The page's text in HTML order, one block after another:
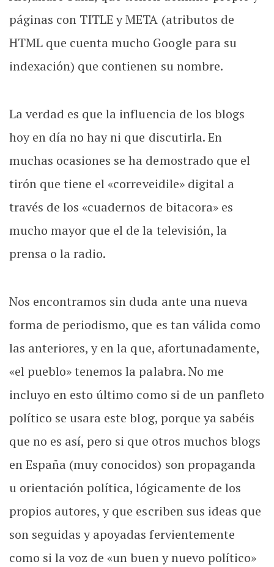
páginas con TITLE y META (atributos de
HTML que cuenta mucho Google para su
indexación) que contienen su nombre.
La verdad es que la influencia de los blogs
hoy en día no hay ni que discutirla. En
muchas ocasiones se ha demostrado que el
tirón que tiene el «correveidile» digital a
través de los «cuadernos de bitacora» es
mucho mayor que el de la televisión, la
prensa o la radio.
Nos encontramos sin duda ante una nueva
forma de periodismo, que es tan válida como
las anteriores, y en la que, afortunadamente,
«el pueblo» tenemos la palabra. No me
incluyo en esto último como si de un panfleto
político se usara este blog, porque ya sabéis
que no es así, pero si que otros muchos blogs
en España (muy conocidos) son propaganda
u orientación política, lógicamente de los
propios autores, y que escriben sus ideas que
son seguidas y apoyadas fervientemente
como si la voz de «un buen y nuevo político»